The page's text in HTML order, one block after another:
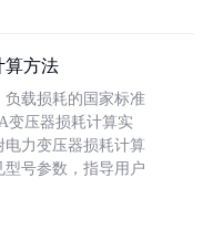
算方法
载损耗的国家标准
变压器损耗计算实
力变压器损耗计算
型号参数，指导用户